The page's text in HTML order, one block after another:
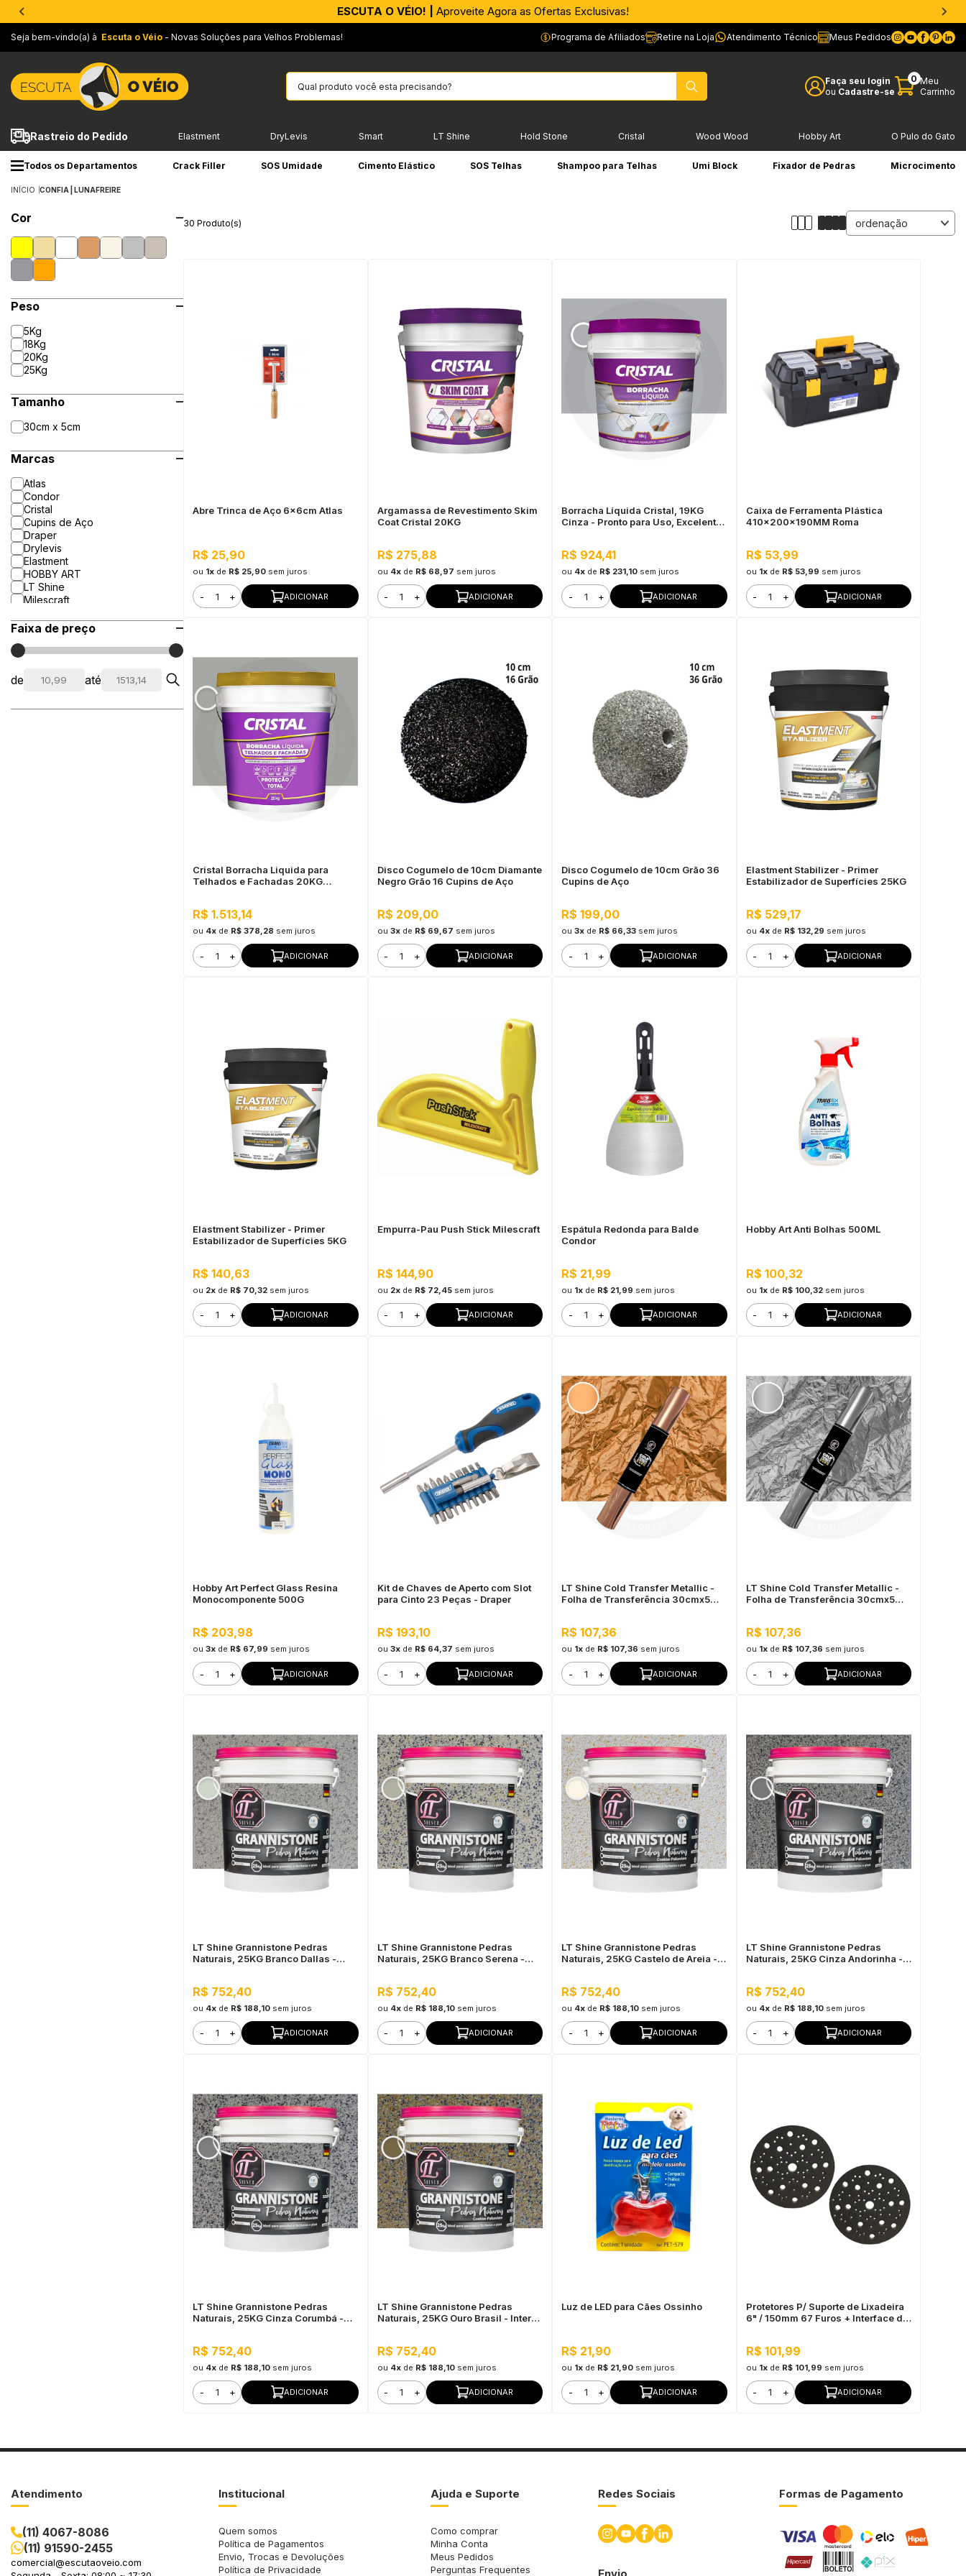
APROVEITE AGORA |PIX parcelado em até 4x sem Juros!*
ESCUTA O VÉIO! | Aproveite Agora as Ofertas Exclusivas!
Seja bem-vindo(a) à Escuta o Véio - Novas Soluções para Velhos Problemas! Programa de Afiliados Retire na Loja Atendimento Técnico Meus Pedidos
Faça seu login
ou Cadastre-se
0 Meu
Carrinho
Rastreio do Pedido Elastment DryLevis Smart LT Shine Hold Stone Cristal Wood Wood Hobby Art O Pulo do Gato
Todos os Departamentos Crack Filler SOS Umidade Cimento Elástico SOS Telhas Shampoo para Telhas Umi Block Fixador de Pedras Microcimento
INÍCIO CONFIA | LUNAFREIRE
Cor
Peso
5Kg
18Kg
20Kg
25Kg
Tamanho
30cm x 5cm
Marcas
Atlas
Condor
Cristal
Cupins de Aço
Draper
Drylevis
Elastment
HOBBY ART
LT Shine
Milescraft
Roma
Faixa de preço
de até
30 Produto(s)
Abre Trinca de Aço 6x6cm Atlas
R$ 25,90
ou 1x de R$ 25,90 sem juros
- + ADICIONAR
Argamassa de Revestimento Skim
Coat Cristal 20KG
R$ 275,88
ou 4xde R$ 68,97 sem juros
- + ADICIONAR
Borracha Líquida Cristal, 19KG
Cinza - Pronto para Uso, Excelente
R$ 924,41
ou 4x de R$ 231,10 sem juros
- + ADICIONAR
Caixa de Ferramenta Plástica
410x200x190MM Roma
R$ 53,99
ou 1xde R$ 53,99 sem juros
- + ADICIONAR
Cristal Borracha Liquida para
Telhados e Fachadas 20KG
R$ 1.513,14
ou 4x de R$ 378,28 sem juros
- + ADICIONAR
Disco Cogumelo de 10cm Diamante
Negro Grão 16 Cupins de Aço
R$ 209,00
ou 3xde R$ 69,67 sem juros
- + ADICIONAR
Disco Cogumelo de 10cm Grão 36
Cupins de Aço
R$ 199,00
ou 3x de R$ 66,33 sem juros
- + ADICIONAR
Elastment Stabilizer - Primer
Estabilizador de Superfícies 25KG
R$ 529,17
ou 4xde R$ 132,29 sem juros
- + ADICIONAR
Elastment Stabilizer - Primer
Estabilizador de Superfícies 5KG
R$ 140,63
ou 2x de R$ 70,32 sem juros
- + ADICIONAR
Empurra-Pau Push Stick Milescraft
R$ 144,90
ou 2xde R$ 72,45 sem juros
- + ADICIONAR
Espátula Redonda para Balde
Condor
R$ 21,99
ou 1x de R$ 21,99 sem juros
- + ADICIONAR
Hobby Art Anti Bolhas 500ML
R$ 100,32
ou 1xde R$ 100,32 sem juros
- + ADICIONAR
Hobby Art Perfect Glass Resina
Monocomponente 500G
R$ 203,98
ou 3x de R$ 67,99 sem juros
- + ADICIONAR
Kit de Chaves de Aperto com Slot
para Cinto 23 Peças - Draper
R$ 193,10
ou 3xde R$ 64,37 sem juros
- + ADICIONAR
LT Shine Cold Transfer Metallic -
Folha de Transferência 30cmx5m
R$ 107,36
ou 1x de R$ 107,36 sem juros
- + ADICIONAR
LT Shine Cold Transfer Metallic -
Folha de Transferência 30cmx5m
R$ 107,36
ou 1xde R$ 107,36 sem juros
- + ADICIONAR
LT Shine Grannistone Pedras
Naturais, 25KG Branco Dallas -
R$ 752,40
ou 4x de R$ 188,10 sem juros
- + ADICIONAR
LT Shine Grannistone Pedras
Naturais, 25KG Branco Serena -
R$ 752,40
ou 4xde R$ 188,10 sem juros
- + ADICIONAR
LT Shine Grannistone Pedras
Naturais, 25KG Castelo de Areia -
R$ 752,40
ou 4x de R$ 188,10 sem juros
- + ADICIONAR
LT Shine Grannistone Pedras
Naturais, 25KG Cinza Andorinha -
R$ 752,40
ou 4xde R$ 188,10 sem juros
- + ADICIONAR
LT Shine Grannistone Pedras
Naturais, 25KG Cinza Corumbá -
R$ 752,40
ou 4x de R$ 188,10 sem juros
- + ADICIONAR
LT Shine Grannistone Pedras
Naturais, 25KG Ouro Brasil - Interno
R$ 752,40
ou 4xde R$ 188,10 sem juros
- + ADICIONAR
Luz de LED para Cães Ossinho
R$ 21,90
ou 1x de R$ 21,90 sem juros
- + ADICIONAR
Protetores P/ Suporte de Lixadeira
6" / 150mm 67 Furos + Interface de
R$ 101,99
ou 1xde R$ 101,99 sem juros
- + ADICIONAR
Atendimento
(11) 4067-8086
(11) 91590-2455
comercial@escutaoveio.com
Institucional
Quem somos
Política de Pagamentos
Envio, Trocas e Devoluções
Política de Privacidade
Ajuda e Suporte
Como comprar
Minha Conta
Meus Pedidos
Perguntas Frequentes
Redes Sociais
Envio
Formas de Pagamento